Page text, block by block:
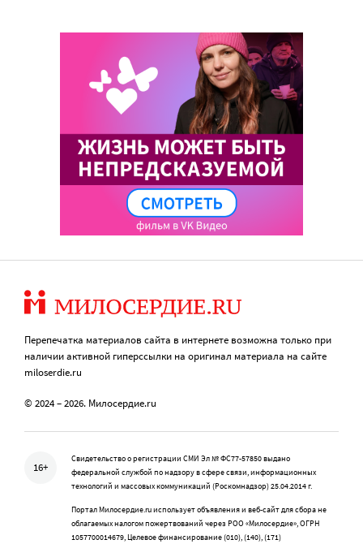
Перепечатка материалов сайта в интернете возможна только при
наличии активной гиперссылки на оригинал материала на сайте
miloserdie.ru
© 2024 – 2026. Милосердие.ru
16+
Свидетельство о регистрации СМИ Эл № ФС77-57850 выдано
федеральной службой по надзору в сфере связи, информационных
технологий и массовых коммуникаций (Роскомнадзор) 25.04.2014 г.
Портал Милосердие.ru использует объявления и веб-сайт для сбора не
облагаемых налогом пожертвований через РОО «Милосердие», ОГРН
1057700014679, Целевое финансирование (010), (140), (171)